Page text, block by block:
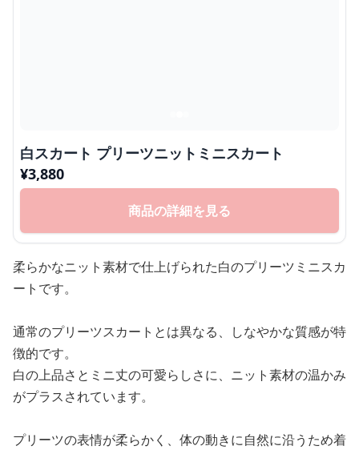
白スカート プリーツニットミニスカート
¥3,880
商品の詳細を見る
柔らかなニット素材で仕上げられた白のプリーツミニスカ
ートです。
通常のプリーツスカートとは異なる、しなやかな質感が特
徴的です。
白の上品さとミニ丈の可愛らしさに、ニット素材の温かみ
がプラスされています。
プリーツの表情が柔らかく、体の動きに自然に沿うため着